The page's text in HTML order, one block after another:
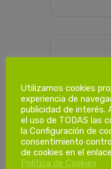
Utilizamos cookies
experiencia de
publicidad de interés.
el uso de TODAS las
la Configuración de
consentimiento
de cookies en el
Política de Cookies